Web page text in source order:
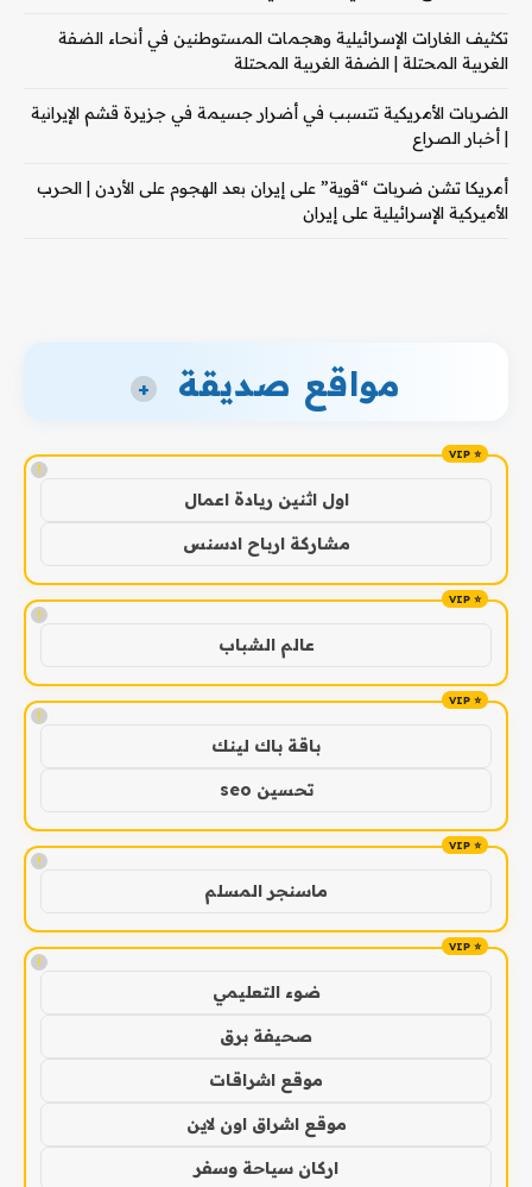
تكثيف الغارات الإسرائيلية وهجمات المستوطنين في أنحاء الضفة
الغربية المحتلة | الضفة الغربية المحتلة
الضربات الأمريكية تتسبب في أضرار جسيمة في جزيرة قشم الإيرانية
| أخبار الصراع
أمريكا تشن ضربات “قوية” على إيران بعد الهجوم على الأردن | الحرب
الأميركية الإسرائيلية على إيران
مواقع صديقة +
!
اول اثنين ريادة اعمال
مشاركة ارباح ادسنس
!
عالم الشباب
!
باقة باك لينك
تحسين seo
!
ماسنجر المسلم
!
ضوء التعليمي
صحيفة برق
موقع اشراقات
موقع اشراق اون لاين
اركان سياحة وسفر